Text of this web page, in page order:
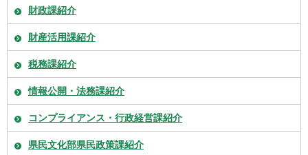
財政課紹介
財産活用課紹介
税務課紹介
情報公開・法務課紹介
コンプライアンス・行政経営課紹介
県民文化部県民政策課紹介